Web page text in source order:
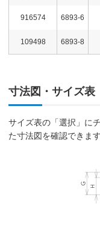
916574 6893-6
109498 6893-8
寸法図・サイズ表
サイズ表の「選択」に
た寸法図を確認できます